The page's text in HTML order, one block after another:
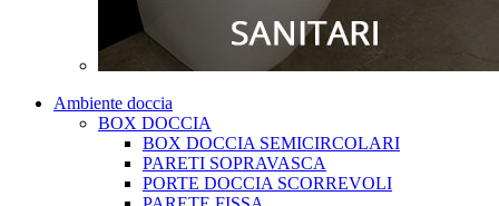
Ambiente doccia
BOX DOCCIA
BOX DOCCIA SEMICIRCOLARI
PARETI SOPRAVASCA
PORTE DOCCIA SCORREVOLI